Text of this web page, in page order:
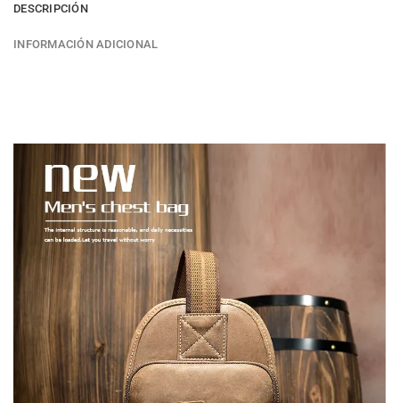
DESCRIPCIÓN
INFORMACIÓN ADICIONAL